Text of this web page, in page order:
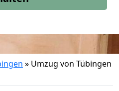
» Umzug von Tübingen